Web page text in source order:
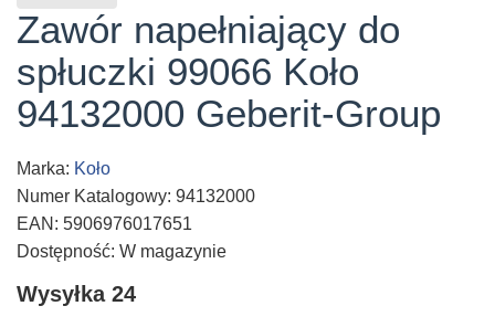
Zawór napełniający do
spłuczki 99066 Koło
94132000 Geberit-Group
Marka: Koło
Numer Katalogowy: 94132000
EAN: 5906976017651
Dostępność: W magazynie
Wysyłka 24